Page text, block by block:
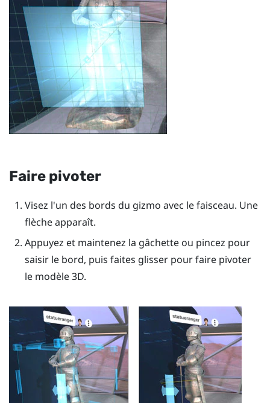
Faire pivoter
Visez l'un des bords du gizmo avec le faisceau. Une
flèche apparaît.
Appuyez et maintenez la gâchetteou pincez pour
saisir le bord, puis faites glisser pour faire pivoter
le modèle 3D.